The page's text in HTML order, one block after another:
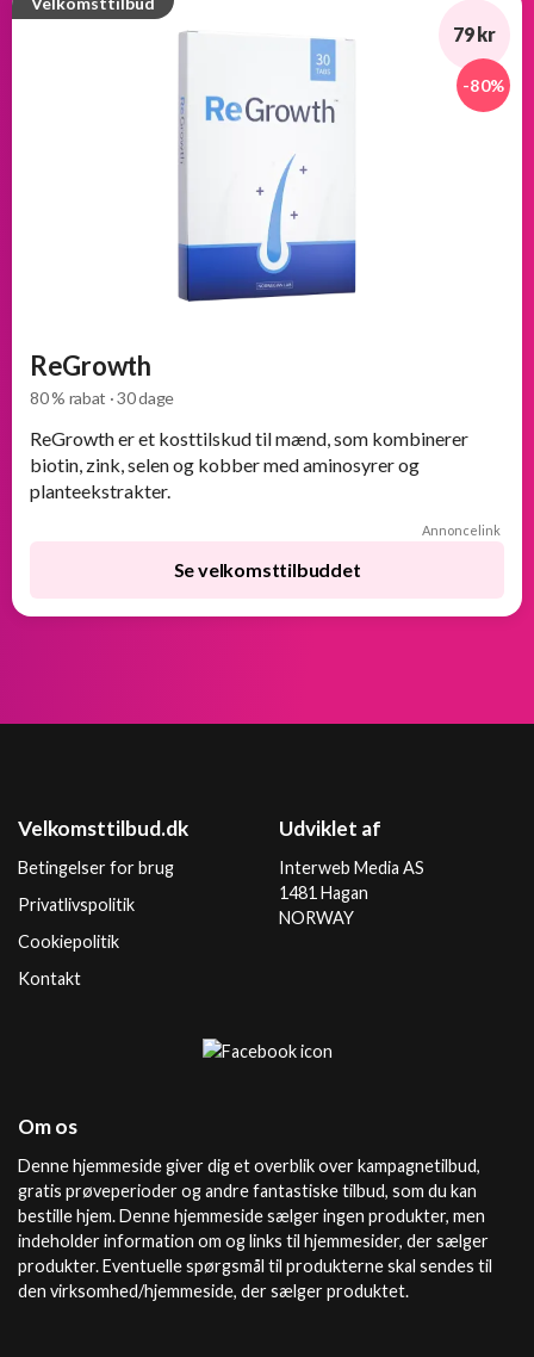
-80%
ReGrowth
80 % rabat · 30 dage
79 kr
ReGrowth er et kosttilskud til mænd, som kombinerer
biotin, zink, selen og kobber med aminosyrer og
planteekstrakter.
Annoncelink
Se velkomsttilbuddet
Velkomsttilbud.dk
Betingelser for brug
Privatlivspolitik
Cookiepolitik
Kontakt
Udviklet af
Interweb Media AS
1481 Hagan
NORWAY
Om os
Denne hjemmeside giver dig et overblik over kampagnetilbud,
gratis prøveperioder og andre fantastiske tilbud, som du kan
bestille hjem. Denne hjemmeside sælger ingen produkter, men
indeholder information om og links til hjemmesider, der sælger
produkter. Eventuelle spørgsmål til produkterne skal sendes til
den virksomhed/hjemmeside, der sælger produktet.